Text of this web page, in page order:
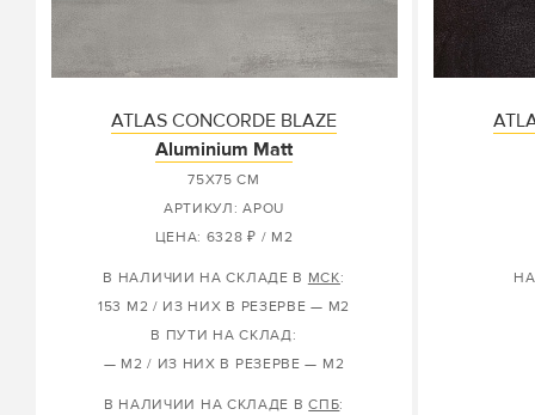
ATLAS CONCORDE BLAZE
Aluminium Matt
75X75 СМ
АРТИКУЛ: APOU
ЦЕНА: 6328 ₽ / М2
В НАЛИЧИИ НА СКЛАДЕ В МСК:
153 М2 / ИЗ НИХ В РЕЗЕРВЕ — М2
В ПУТИ НА СКЛАД:
— М2 / ИЗ НИХ В РЕЗЕРВЕ — М2
В НАЛИЧИИ НА СКЛАДЕ ВСПБ: